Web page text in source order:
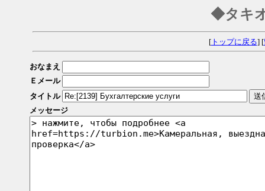
◆タキ
[トップに戻る] [
おなまえ
Ｅメール
タイトル
メッセージ